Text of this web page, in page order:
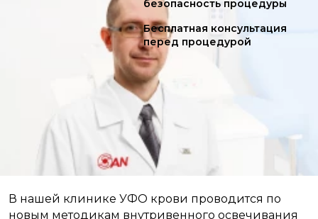
безопасность процедуры
Бесплатная консультация
перед процедурой
В нашей клинике УФО крови проводится по
новым методикам внутривенного освечивания